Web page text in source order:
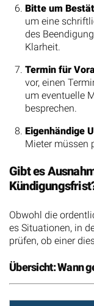
Bitte um
um eine
des
Klarheit.
Termin für
vor, einen
um eventuelle
besprechen.
Eigenhändige
Mieter müssen
Gibt es
Obwohl die
es Situationen, in
prüfen, ob einer
Übersicht: Wann